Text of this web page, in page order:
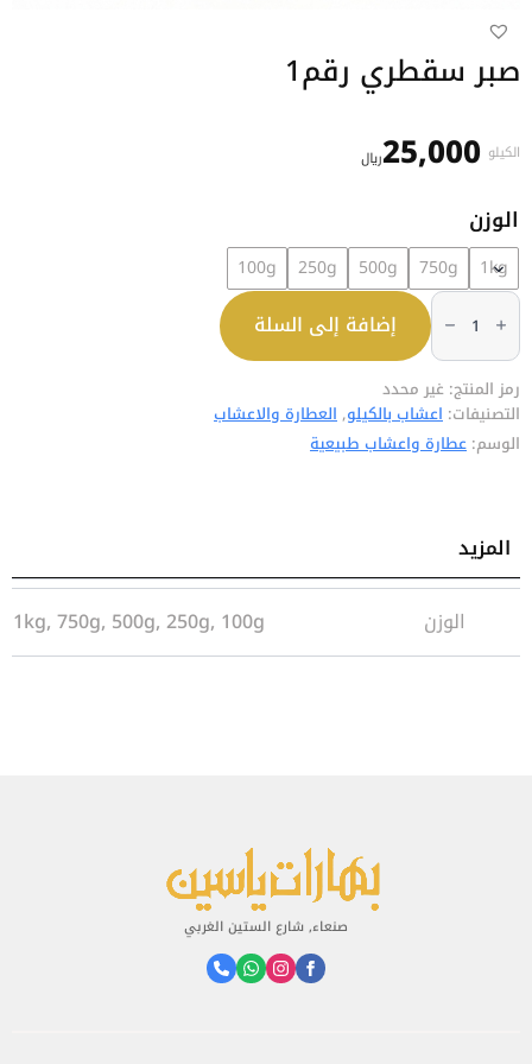
صبر سقطري رقم1
الكيلو 25,000﷼
الوزن
1kg
750g
500g
250g
100g
كمية
سقطري إضافة إلى السلة
رمز المنتج: غير محدد
التصنيفات: اعشاب بالكيلو,العطارة والاعشاب
الوسم: عطارة واعشاب طبيعية
المزيد
معلومات إضافية
الوزن 1kg, 750g, 500g, 250g, 100g
صنعاء, شارع الستين الغربي